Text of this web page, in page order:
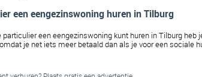
een eengezinswoning huren in Tilburg
particulier een eengezinswoning kunt huren in Tilburg
je net iets meer betaald dan als je voor een sociale